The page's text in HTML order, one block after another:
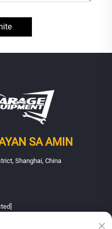
SA AMIN
Shanghai, China